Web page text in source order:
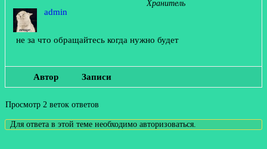
admin
Хранитель
не за что обращайтесь когда нужно будет
Автор Записи
Просмотр 2 веток ответов
Для ответа в этой теме необходимо авторизоваться.